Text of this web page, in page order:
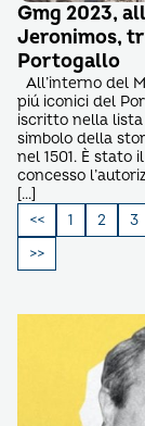
Gmg 2023,
Jeronimos,
Portogallo
All’interno del
piú iconici del
iscritto nella lista
simbolo della
nel 1501. È stato
concesso
[…]
Paginazione
degli
articoli
1 2 3